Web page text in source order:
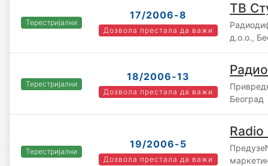
Терестријални
17/2006-8
Дозвола престала да важи
ТВ
д.о.о.,
Терестријални
18/2006-13
Дозвола престала да важи
Београд
Терестријални
19/2006-5
Дозвола престала да важи